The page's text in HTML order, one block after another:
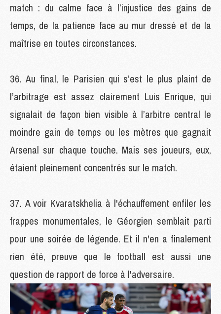
match : du calme face à l’injustice des gains de
temps, de la patience face au mur dressé et de la
maîtrise en toutes circonstances.
Au final, le Parisien qui s’est le plus plaint de
l’arbitrage est assez clairement Luis Enrique, qui
signalait de façon bien visible à l’arbitre central le
moindre gain de temps ou les mètres que gagnait
Arsenal sur chaque touche. Mais ses joueurs, eux,
étaient pleinement concentrés sur le match.
A voir Kvaratskhelia à l'échauffement enfiler les
frappes monumentales, le Géorgien semblait parti
pour une soirée de légende. Et il n'en a finalement
rien été, preuve que le football est aussi une
question de rapport de force à l'adversaire.